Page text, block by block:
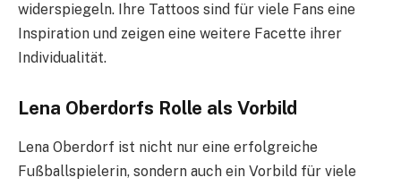
widerspiegeln. Ihre Tattoos sind für viele Fans eine
Inspiration und zeigen eine weitere Facette ihrer
Individualität.
Lena Oberdorfs Rolle als Vorbild
Lena Oberdorf ist nicht nur eine erfolgreiche
Fußballspielerin, sondern auch ein Vorbild für viele